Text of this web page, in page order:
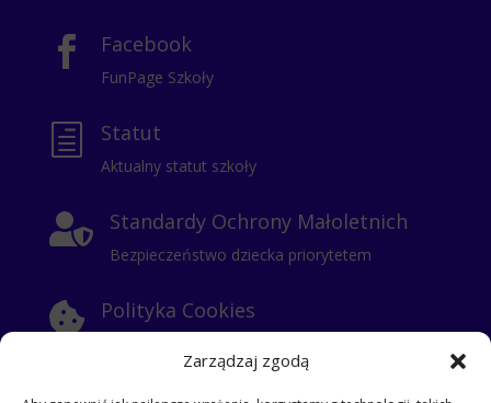
Zarządzaj zgodą
 Facebook
FunPage Szkoły
h Statut
Aktualny statut szkoły
 Standardy Ochrony Małoletnich
Bezpieczeństwo dziecka priorytetem
 Polityka Cookies